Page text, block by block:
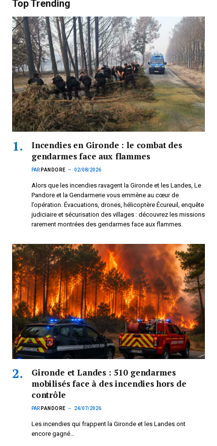
Top Trending
Incendies en Gironde : le combat des
gendarmes face aux flammes
PAR PANDORE 02/08/2026
Alors que les incendies ravagent la Gironde et les Landes, Le
Pandore et la Gendarmerie vous emmène au cœur de
l’opération. Évacuations, drones, hélicoptère Écureuil, enquête
judiciaire et sécurisation des villages : découvrez les missions
rarement montrées des gendarmes face aux flammes.
Gironde et Landes : 510 gendarmes
mobilisés face à des incendies hors de
contrôle
PAR PANDORE 24/07/2026
Les incendies qui frappent la Gironde et les Landes ont
encore gagné…